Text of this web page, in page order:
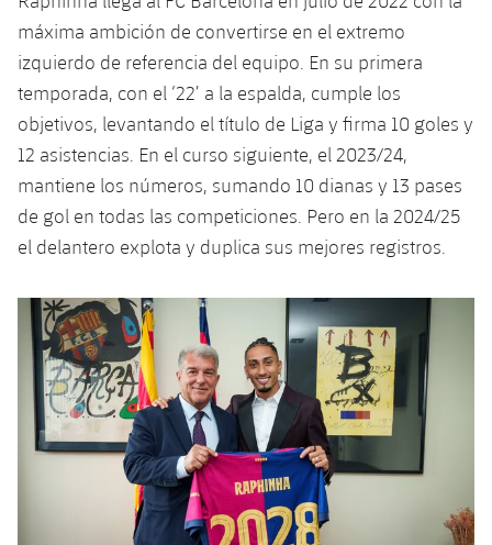
Jugadores
Fotos
Historia
Palmarés
Clasificaciones
Juvenil
Alevín
Noticias
Atletismo
Actualidad
Masculino
Femenino
Agenda
Baloncesto en silla de ruedas
plusicon
más
Actualidad
Jugadores
Resultados
Clasificaciones
Hockey sobre hielo
Actualidad
Calendario
Resultados
Clasificaciones
Hockey hierba
Hockey Hierba Masculino
Hockey Hierba Femenino
Actualidad
Plantilla
Agenda
Escuela de Patinaje
Rugby
plusicon
más
Actualidad
Jugadores
Voleibol
plusicon
Noticias
Apúntate a las amateurs
plusicon
máxima ambición de convertirse en el extremo
izquierdo de referencia del equipo. En su primera
temporada, con el ‘22’ a la espalda, cumple los
objetivos, levantando el título de Liga y firma 10 goles y
12 asistencias. En el curso siguiente, el 2023/24,
mantiene los números, sumando 10 dianas y 13 pases
de gol en todas las competiciones. Pero en la 2024/25
el delantero explota y duplica sus mejores registros.